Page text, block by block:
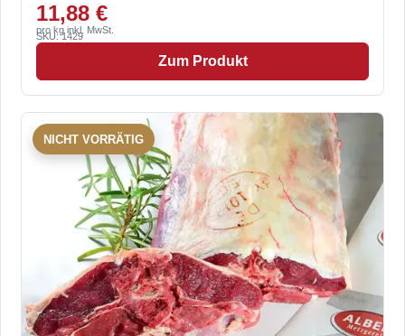
11,88 €
pro kg inkl. MwSt.
SKU: 1429
Zum Produkt
NICHT VORRÄTIG